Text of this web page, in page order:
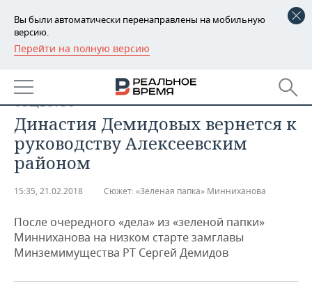
Вы были автоматически перенаправлены на мобильную
версию.
Перейти на полную версию
РЕГИОНЫ
БАШКОРТОСТАН
УДМУРТИЯ
НОВОСТИ
НОВОСТИ АНАЛИТИКИ
ДЕКЛАРАЦИИ О ДОХОДАХ
ВУЗЫ ТАТАРСТАНА
ТОРГОВЫЕ ЦЕНТРЫ
ЭКОНОМИКА
НОВОСТИ ЭКОНОМИКИ
БАНКИ
ПРОМЫШЛЕННОСТИ
АГРОПРОМ
МАШИНОСТРОЕНИЕ
НОВОСТИ НЕДВИЖИМОСТИ
АВТО
ОБЩЕСТВО
Династия Демидовых вернется к
руководству Алексеевским
районом
15:35, 21.02.2018 Сюжет: «Зеленая папка» Минниханова
После очередного «дела» из «зеленой папки»
Минниханова на низком старте замглавы
Минземимущества РТ Сергей Демидов